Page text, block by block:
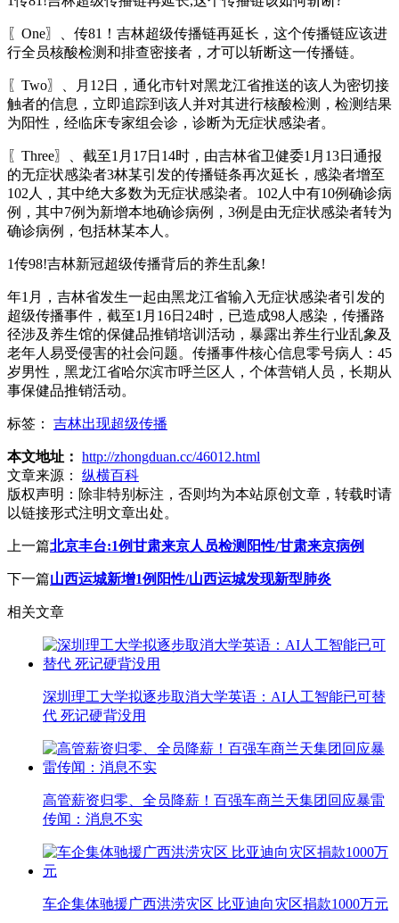
〖One〗、传81！吉林超级传播链再延长，这个传播链应该进
行全员核酸检测和排查密接者，才可以斩断这一传播链。
〖Two〗、月12日，通化市针对黑龙江省推送的该人为密切接
触者的信息，立即追踪到该人并对其进行核酸检测，检测结果
为阳性，经临床专家组会诊，诊断为无症状感染者。
〖Three〗、截至1月17日14时，由吉林省卫健委1月13日通报
的无症状感染者3林某引发的传播链条再次延长，感染者增至
102人，其中绝大多数为无症状感染者。102人中有10例确诊病
例，其中7例为新增本地确诊病例，3例是由无症状感染者转为
确诊病例，包括林某本人。
1传98!吉林新冠超级传播背后的养生乱象!
年1月，吉林省发生一起由黑龙江省输入无症状感染者引发的
超级传播事件，截至1月16日24时，已造成98人感染，传播路
径涉及养生馆的保健品推销培训活动，暴露出养生行业乱象及
老年人易受侵害的社会问题。传播事件核心信息零号病人：45
岁男性，黑龙江省哈尔滨市呼兰区人，个体营销人员，长期从
事保健品推销活动。
标签： 吉林出现超级传播
本文地址： http://zhongduan.cc/46012.html
文章来源：
纵横百科
版权声明： 除非特别标注，否则均为本站原创文章，转载时请
以链接形式注明文章出处。
上一篇北京丰台:1例甘肃来京人员检测阳性/甘肃来京病例
下一篇山西运城新增1例阳性/山西运城发现新型肺炎
相关文章
深圳理工大学拟逐步取消大学英语：AI人工智能已可替
代 死记硬背没用
高管薪资归零、全员降薪！百强车商兰天集团回应暴雷
传闻：消息不实
车企集体驰援广西洪涝灾区 比亚迪向灾区捐款1000万元